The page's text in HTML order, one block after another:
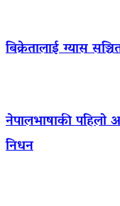
बिक्रेतालाई ग्यास
नेपालभाषाकी पहिलो
निधन